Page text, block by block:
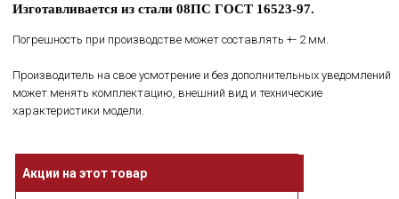
Изготавливается из стали 08ПС ГОСТ 16523-97.
Погрешность при производстве может составлять +- 2 мм.
Производитель на свое усмотрение и без дополнительных уведомлений
может менять комплектацию, внешний вид и технические
характеристики модели.
Акции на этот товар